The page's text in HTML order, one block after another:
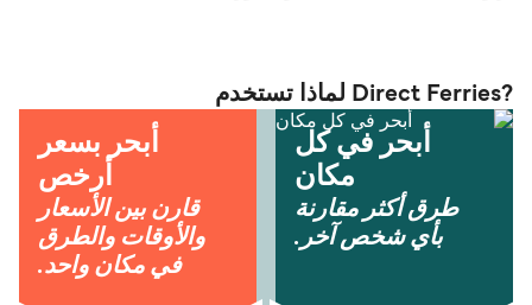
?Direct Ferries لماذا تستخدم
أبحر في كل
مكان
طرق أكثر مقارنة
بأي شخص آخر.
أبحر بسعر
أرخص
قارن بين الأسعار
والأوقات والطرق
في مكان واحد.